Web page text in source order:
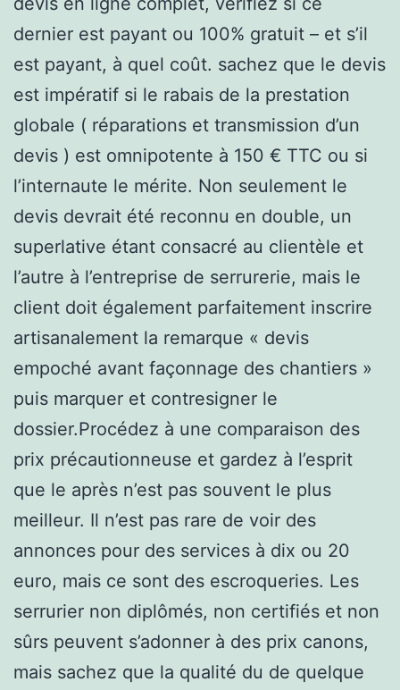
dernier est payant ou 100% gratuit – et s’il
est payant, à quel coût. sachez que le devis
est impératif si le rabais de la prestation
globale ( réparations et transmission d’un
devis ) est omnipotente à 150 € TTC ou si
l’internaute le mérite. Non seulement le
devis devrait été reconnu en double, un
superlative étant consacré au clientèle et
l’autre à l’entreprise de serrurerie, mais le
client doit également parfaitement inscrire
artisanalement la remarque « devis
empoché avant façonnage des chantiers »
puis marquer et contresigner le
dossier.Procédez à une comparaison des
prix précautionneuse et gardez à l’esprit
que le après n’est pas souvent le plus
meilleur. Il n’est pas rare de voir des
annonces pour des services à dix ou 20
euro, mais ce sont des escroqueries. Les
serrurier non diplômés, non certifiés et non
sûrs peuvent s’adonner à des prix canons,
mais sachez que la qualité du de quelque